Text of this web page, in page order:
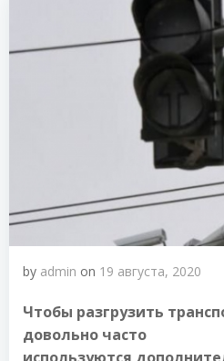
by admin on 19 августа, 2020
Чтобы разгрузить
довольно часто